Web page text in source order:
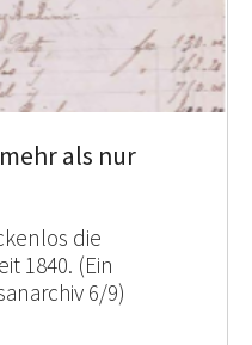
als nur
die
1840. (Ein
6/9)